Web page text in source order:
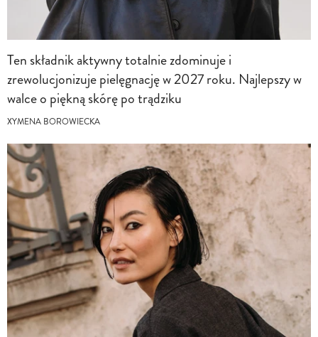
Ten składnik aktywny totalnie zdominuje i
zrewolucjonizuje pielęgnację w 2027 roku. Najlepszy w
walce o piękną skórę po trądziku
XYMENA BOROWIECKA